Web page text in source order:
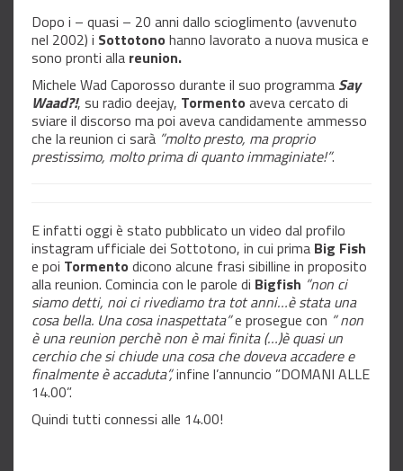
Dopo i – quasi – 20 anni dallo scioglimento (avvenuto
nel 2002) i Sottotono hanno lavorato a nuova musica e
sono pronti alla reunion.
Michele Wad Caporosso durante il suo programma Say
Waad?!, su radio deejay, Tormento aveva cercato di
sviare il discorso ma poi aveva candidamente ammesso
che la reunion ci sarà ”molto presto, ma proprio
prestissimo, molto prima di quanto immaginiate!”.
E infatti oggi è stato pubblicato un video dal profilo
instagram ufficiale dei Sottotono, in cui prima Big Fish
e poi Tormento dicono alcune frasi sibilline in proposito
alla reunion. Comincia con le parole di Bigfish ”non ci
siamo detti, noi ci rivediamo tra tot anni…è stata una
cosa bella. Una cosa inaspettata”e prosegue con ” non
è una reunion perchè non è mai finita (…)è quasi un
cerchio che si chiude una cosa che doveva accadere e
finalmente è accaduta”,infine l’annuncio ”DOMANI ALLE
14.00”.
Quindi tutti connessi alle 14.00!